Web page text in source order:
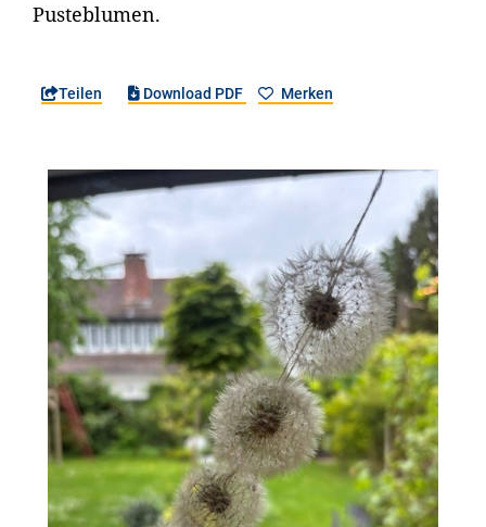
Pusteblumen.
Teilen Download PDF Merken